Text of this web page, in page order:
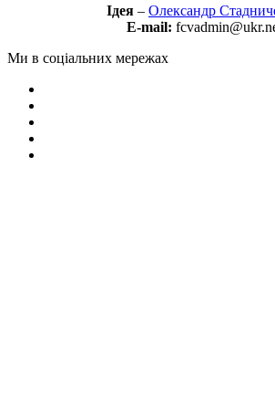
Ідея – Олександр
E-mail:
Ми в соціальних мережах